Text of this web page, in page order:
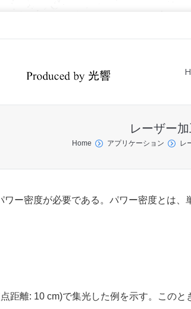
レーザー
Home アプリケーション レ
ワー密度が必要である。パワー密度とは、
距離: 10 cm)で集光した例を示す。この